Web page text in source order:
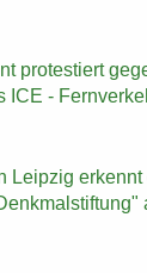
pro­tes­tiert
ICE -
Leip­zig